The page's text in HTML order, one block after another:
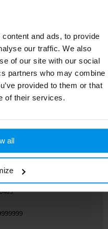
and ads, to provide
our traffic. We also
of our site with our social
partners who may combine
provided to them or that
of their services.
all
koffiebekers